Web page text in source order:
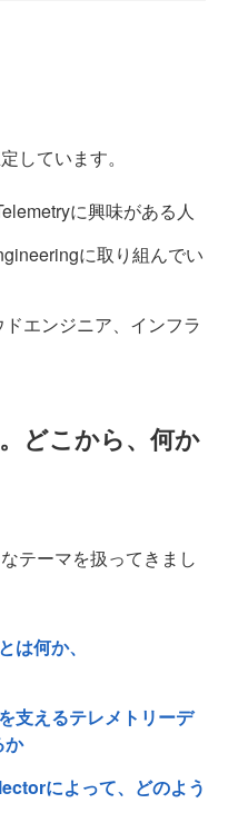
しています。
に興味がある人
に取り組んでい
エンジニア、インフラ
どこから、何か
テーマを扱ってきまし
何か、
支えるテレメトリーデ
か
によって、どのよう